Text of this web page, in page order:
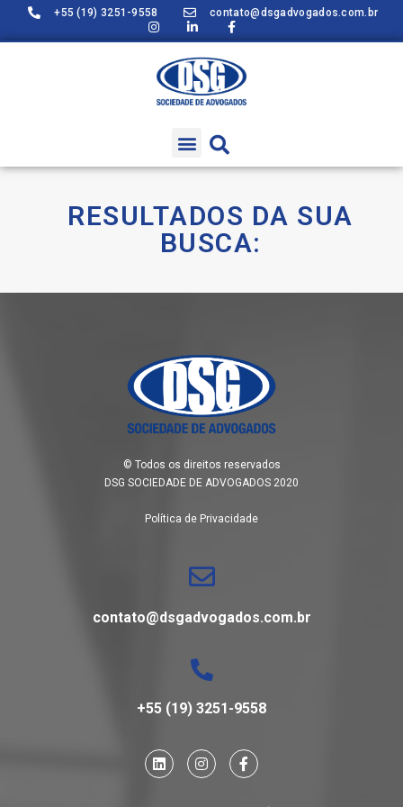
+55 (19) 3251-9558 contato@dsgadvogados.com.br
RESULTADOS DA SUA
BUSCA:
© Todos os direitos reservados
DSG SOCIEDADE DE ADVOGADOS 2020
Política de Privacidade
contato@dsgadvogados.com.br
+55 (19) 3251-9558